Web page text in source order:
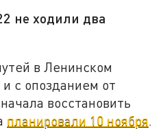
не ходили два
в Ленинском
с опозданием от
восстановить
планировали 10 ноября.